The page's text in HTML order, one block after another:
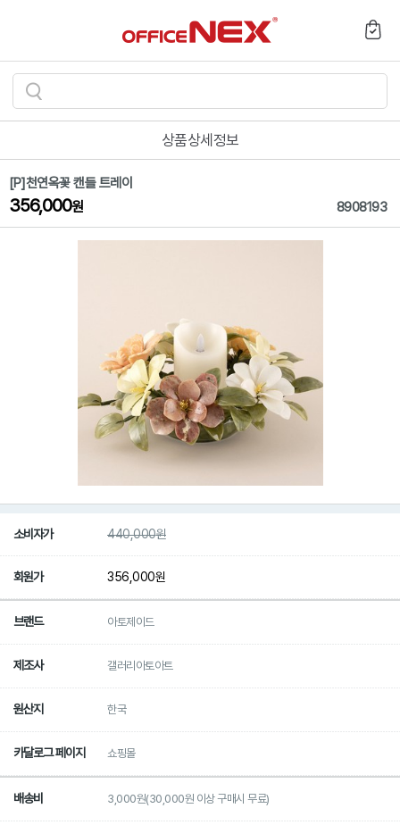
검
색
기
상품상세정보
[P]천연옥꽃 캔들 트레이
356,000원 8908193
소비자가 440,000원
회원가 356,000원
브랜드 아토제이드
제조사 갤러리아토아트
원산지 한국
카달로그 페이지 쇼핑몰
배송비 3,000원(30,000원 이상 구매시 무료)